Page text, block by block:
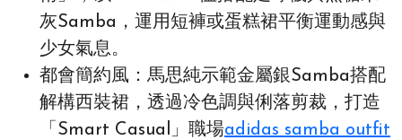
灰Samba，運用短褲或蛋糕裙平衡運動感與
少女氣息。
都會簡約風：馬思純示範金屬銀Samba搭配
解構西裝裙，透過冷色調與俐落剪裁，打造
「Smart Casual」職場adidas samba outfit